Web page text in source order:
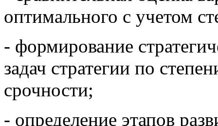
оптимального с учетом
- формирование
задач стратегии по
срочности;
- определение этапов